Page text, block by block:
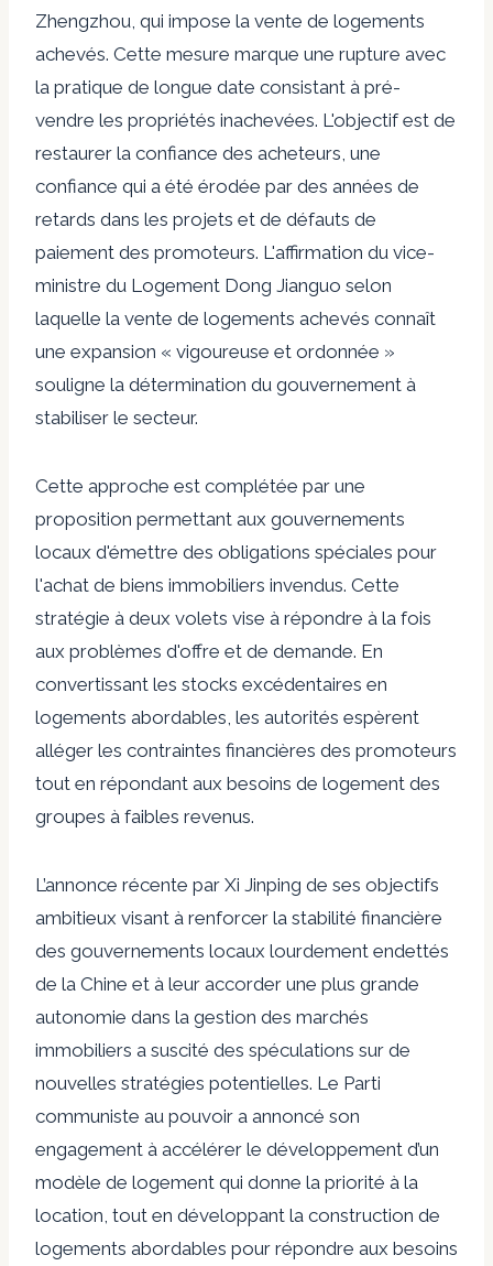
Zhengzhou, qui impose la vente de logements
achevés. Cette mesure marque une rupture avec
la pratique de longue date consistant à pré-
vendre les propriétés inachevées. L'objectif est de
restaurer la confiance des acheteurs, une
confiance qui a été érodée par des années de
retards dans les projets et de défauts de
paiement des promoteurs. L'affirmation du vice-
ministre du Logement Dong Jianguo selon
laquelle la vente de logements achevés connaît
une expansion « vigoureuse et ordonnée »
souligne la détermination du gouvernement à
stabiliser le secteur.
Cette approche est complétée par une
proposition permettant aux gouvernements
locaux d'émettre des obligations spéciales pour
l'achat de biens immobiliers invendus. Cette
stratégie à deux volets vise à répondre à la fois
aux problèmes d'offre et de demande. En
convertissant les stocks excédentaires en
logements abordables, les autorités espèrent
alléger les contraintes financières des promoteurs
tout en répondant aux besoins de logement des
groupes à faibles revenus.
L’annonce récente par Xi Jinping de ses objectifs
ambitieux visant à renforcer la stabilité financière
des gouvernements locaux lourdement endettés
de la Chine et à leur accorder une plus grande
autonomie dans la gestion des marchés
immobiliers a suscité des spéculations sur de
nouvelles stratégies potentielles. Le Parti
communiste au pouvoir a annoncé son
engagement à accélérer le développement d’un
modèle de logement qui donne la priorité à la
location, tout en développant la construction de
logements abordables pour répondre aux besoins